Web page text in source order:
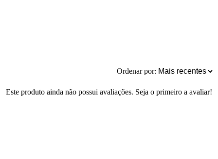
Ordenar por:
Este produto ainda não possui avaliações. Seja o primeiro a avaliar!